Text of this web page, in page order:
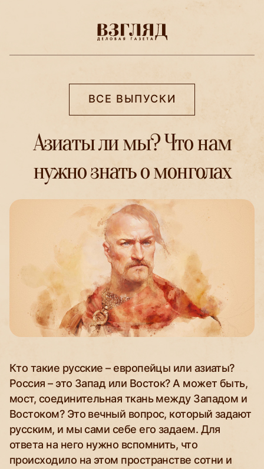
ВСЕ ВЫПУСКИ
Азиаты ли мы? Что нам
нужно знать о монголах
Кто такие русские – европейцы или азиаты?
Россия – это Запад или Восток? А может быть,
мост, соединительная ткань между Западом и
Востоком? Это вечный вопрос, который задают
русским, и мы сами себе его задаем. Для
ответа на него нужно вспомнить, что
происходило на этом пространстве сотни и